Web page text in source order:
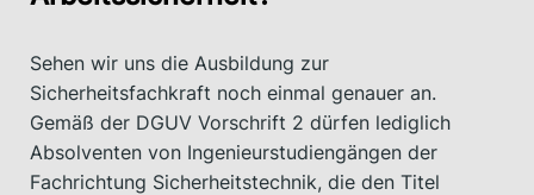
Sehen wir uns die Ausbildung zur
Sicherheitsfachkraft noch einmal genauer an.
Gemäß der DGUV Vorschrift 2 dürfen lediglich
Absolventen von Ingenieurstudiengängen der
Fachrichtung Sicherheitstechnik, die den Titel